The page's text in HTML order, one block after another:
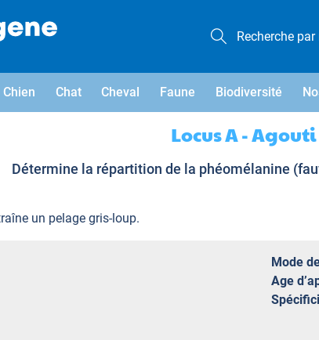
Chien Chat Cheval Faune Biodiversité
Locus A -
Détermine la répartition de la phéomélanine
un pelage gris-loup.
Mode
Age